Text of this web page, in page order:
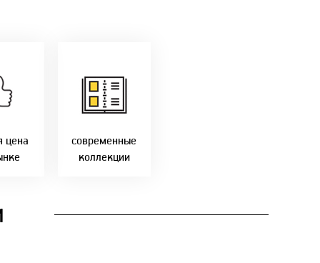
цена
современные
коллекции
самыми
современным
стилями и